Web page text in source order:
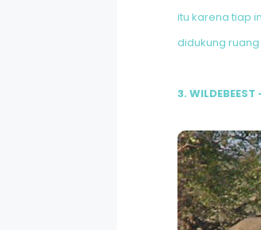
itu karena tiap
didukung
3.